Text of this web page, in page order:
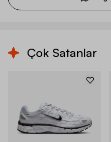
Çok Satanlar